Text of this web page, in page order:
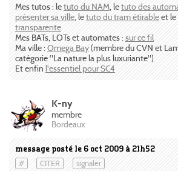
Mes tutos : letuto du NAM, letuto des
présenter sa ville, letuto du tram étirableet le
transparente
Mes BATs, LOTs et automates :sur ce fil
Ma ville :Omega Bay(membre du CVN et
catégorie "La nature la plus luxuriante")
Et enfin l'essentiel pour SC4
message posté le 6 oct 2009 à 21h52
# CITER signaler
K-ny
membre
Bordeaux